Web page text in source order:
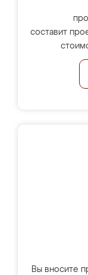
составит
Вы вносите